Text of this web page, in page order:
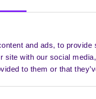
and ads, to
site with our social
to them or that